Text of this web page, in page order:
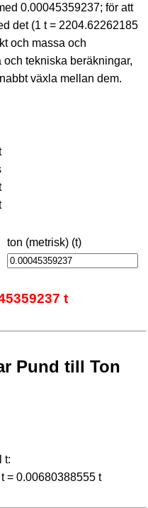
0.00045359237; för att
det (1 t = 2204.62262185
och massa och
tekniska beräkningar,
växla mellan dem.
ton (metrisk) (t)
t
Pund till Ton
t:
= 0.00680388555 t